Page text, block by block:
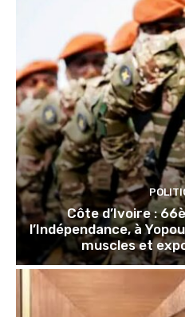
Côte d’Ivoire :
l’Indépendance, à
muscles et